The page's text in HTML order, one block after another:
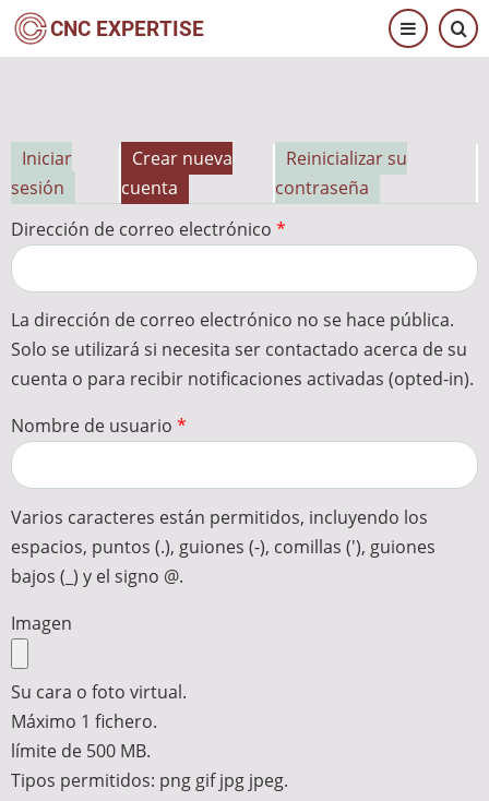
Pasar
CNC EXPERTISE
Solapas
principales
Iniciar
sesión
Crear nueva
cuenta
Reinicializar su
contraseña
Dirección de correo electrónico
La dirección de correo electrónico no se hace pública.
Solo se utilizará si necesita ser contactado acerca de su
cuenta o para recibir notificaciones activadas (opted-in).
Nombre de usuario
Varios caracteres están permitidos, incluyendo los
espacios, puntos (.), guiones (-), comillas ('), guiones
bajos (_) y el signo @.
Imagen
Su cara o foto virtual.
Máximo 1 fichero.
límite de 500 MB.
Tipos permitidos: png gif jpg jpeg.